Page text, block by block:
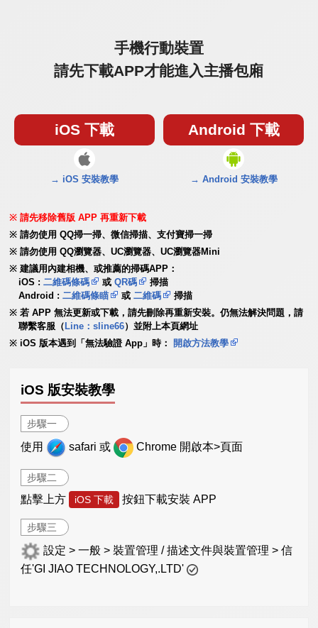
手機行動裝置
請先下載APP才能進入主播包廂
iOS 下載
→ iOS 安裝教學
Android 下載
→ Android 安裝教學
請先移除舊版 APP 再重新下載
請勿使用 QQ掃一掃、微信掃描、支付寶掃一掃
請勿使用 QQ瀏覽器、UC瀏覽器、UC瀏覽器Mini
建議用內建相機、或推薦的掃碼APP：
iOS :二維碼條碼 或QR碼
掃描
Android :二維碼條瞄 或二維碼
掃描
若 APP 無法更新或下載，請先刪除再重新安裝。仍無法解決問題，請
聯繫客服（ Line：sline66）並附上本頁網址
iOS 版本遇到「無法驗證 App」時：
開啟方法教學
iOS 版安裝教學
步驟一
使用 safari 或 Chrome 開啟本>頁面
步驟二
點擊上方 iOS 下載 按鈕下載安裝 APP
步驟三
設定 > 一般 > 裝置管理 / 描述文件與裝置管理 > 信
任'GI JIAO TECHNOLOGY,.LTD'